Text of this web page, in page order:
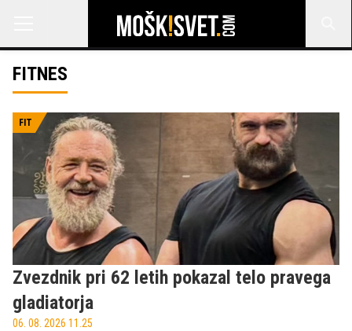
FITNES
FIT
Zvezdnik pri 62 letih pokazal telo pravega
gladiatorja
06. 08. 2026 11.25